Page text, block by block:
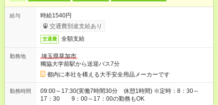
給与
時給1540円
交通費別途支給あり
交通費 全額支給
勤務地
埼玉県草加市
獨協大学前駅から送迎バス7分
都内に本社を構える大手安全用品メーカーです
勤務時間
09:00～17:30(実働7時間30分 休憩1時間) ※定時：8：30～
17：30 9：00～17：00の勤務もOK